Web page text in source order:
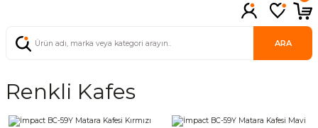
ARA
Renkli Kafes